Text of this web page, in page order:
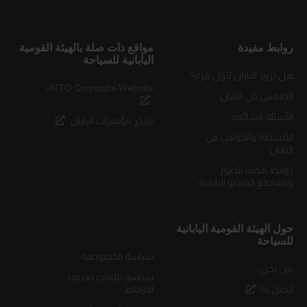
روابط مفيدة
مواقع ذات صلة بالهيئة القومية
اليابانية للسياحة
حول الهيئة القومية اليابانية
للسياحة